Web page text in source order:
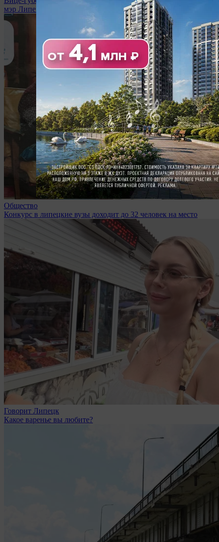
мэр Липецка вступили в мобрезерв
Общество
Конкурс в липецкие вузы доходит до 32 человек на место
Говорит Липецк
Какое варенье вы любите?